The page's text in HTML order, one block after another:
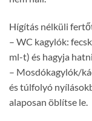
Hígítás nélküli
– WC kagylók:
ml-t) és hagyja
– Mosdókagylók/
és túlfolyó
alaposan öblítse le.